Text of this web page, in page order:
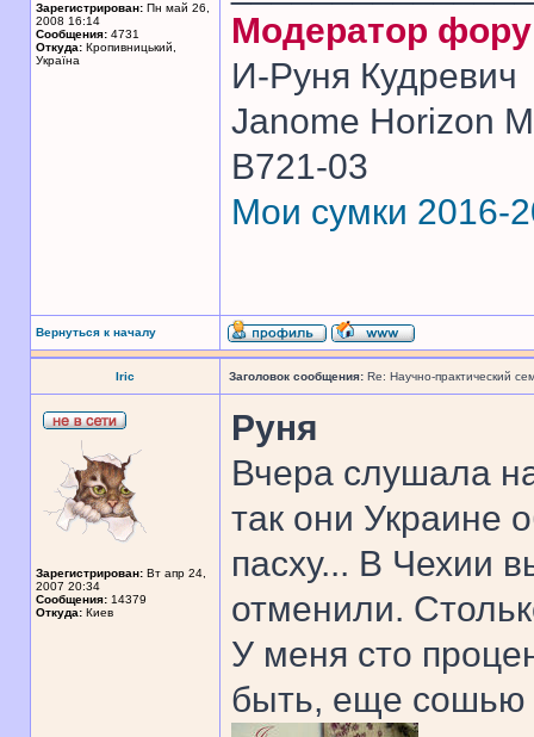
Зарегистрирован: Пн май 26,
2008 16:14
Сообщения: 4731
Откуда: Кропивницький,
Україна
Модератор
И-Руня Кудревич
Janome Horizon
B721-03
Мои сумки 2016-
Вернуться к началу
Iric Заголовок сообщения: Re: Научно-практический
Зарегистрирован: Вт апр 24,
2007 20:34
Сообщения: 14379
Откуда: Киев
Руня
Вчера слушала
так они Украине
пасху... В Чехии
отменили.
У меня сто
быть, еще сошью